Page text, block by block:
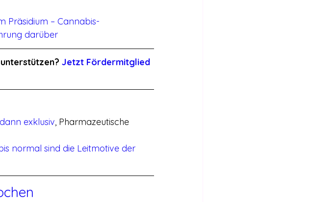
Präsidium – Cannabis-
darüber
Jetzt Fördermitglied
exklusiv, Pharmazeutische
normal sind die Leitmotive der